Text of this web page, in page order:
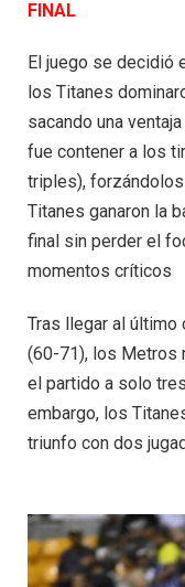
FINAL
El juego se decidió
los Titanes
sacando una
fue contener a los
triples),
Titanes ganaron la
final sin perder el
momentos críticos
Tras llegar al último
(60-71), los Metros
el partido a solo
embargo, los
triunfo con dos